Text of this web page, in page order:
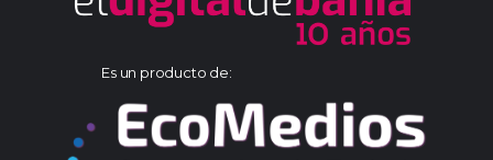
Es un producto de: